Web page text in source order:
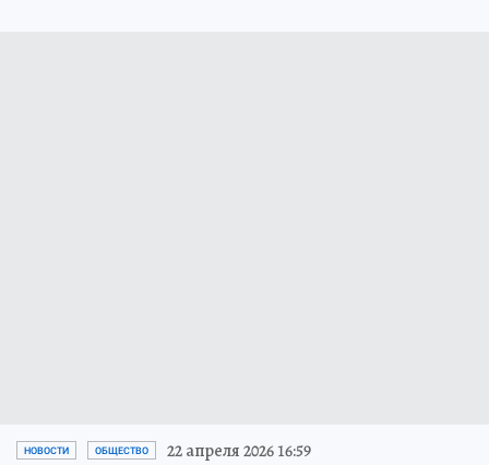
НОВОСТИ ОБЩЕСТВО 22 апреля 2026 16:59